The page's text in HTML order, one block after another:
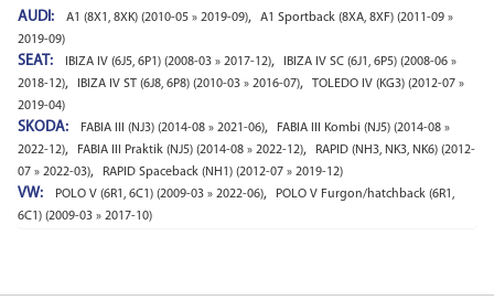
AUDI: A1 (8X1, 8XK) (2010-05 » 2019-09),
A1 Sportback (8XA, 8XF) (2011-09 »
2019-09)
SEAT: IBIZA IV (6J5, 6P1) (2008-03 » 2017-12),
IBIZA IV SC (6J1, 6P5) (2008-06 »
2018-12), IBIZA IV ST (6J8, 6P8) (2010-03 » 2016-07),
TOLEDO IV (KG3) (2012-07 »
2019-04)
SKODA: FABIA III (NJ3) (2014-08 » 2021-06),
FABIA III Kombi (NJ5) (2014-08 »
2022-12), FABIA III Praktik (NJ5) (2014-08 » 2022-12),
RAPID (NH3, NK3, NK6) (2012-
07 » 2022-03), RAPID Spaceback (NH1) (2012-07 » 2019-12)
VW: POLO V (6R1, 6C1) (2009-03 » 2022-06),
POLO V Furgon/hatchback (6R1,
6C1) (2009-03 » 2017-10)